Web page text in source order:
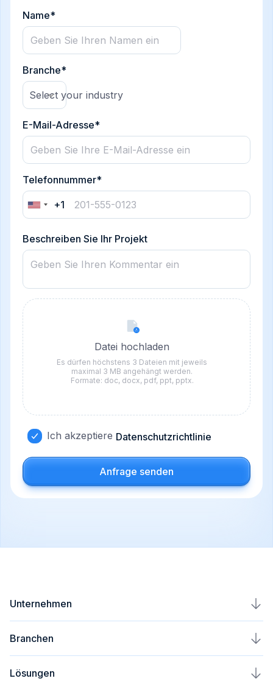
Name*
Branche*
Select your industry
E-Mail-Adresse*
Telefonnummer*
United
States
+1
Beschreiben Sie Ihr Projekt
Datei hochladen
Es dürfen höchstens 3 Dateien mit jeweils
maximal 3 MB angehängt werden.
Formate: doc, docx, pdf, ppt, pptx.
Ich akzeptiere Datenschutzrichtlinie
Anfrage senden
Unternehmen
Kontakt
Über uns
Branchen
Lösungen